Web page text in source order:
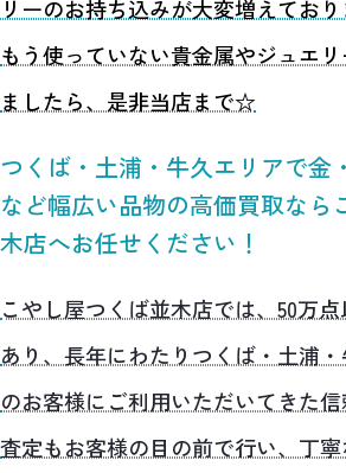
リーのお持ち込みが大変増えており
もう使っていない貴金属やジュエ
ましたら、是非当店まで☆
つくば・土浦・牛久エリアで金
など幅広い品物の高価買取なら
木店へお任せください！
こやし屋つくば並木店では、50万
あり、長年にわたりつくば・土浦
のお客様にご利用いただいてきた信
査定もお客様の目の前で行い、丁